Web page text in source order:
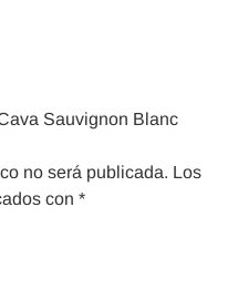
Sauvignon Blanc
no será publicada. Los
con *